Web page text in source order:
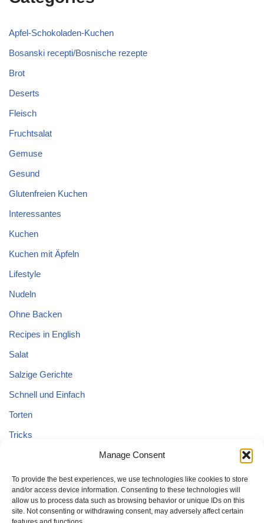
Manage Consent
To provide the best experiences, we use technologies like cookies to store
and/or access device information. Consenting to these technologies will
allow us to process data such as browsing behavior or unique IDs on this
site. Not consenting or withdrawing consent, may adversely affect certain
Apfel-Schokoladen-Kuchen
Bosanski recepti/Bosnische rezepte
Brot
Deserts
Fleisch
Fruchtsalat
Gemuse
Gesund
Glutenfreien Kuchen
Interessantes
Kuchen
Kuchen mit Äpfeln
Lifestyle
Nudeln
Ohne Backen
Recipes in English
Salat
Salzige Gerichte
Schnell und Einfach
Torten
Tricks
Uncategorized
Vegane Kuchen